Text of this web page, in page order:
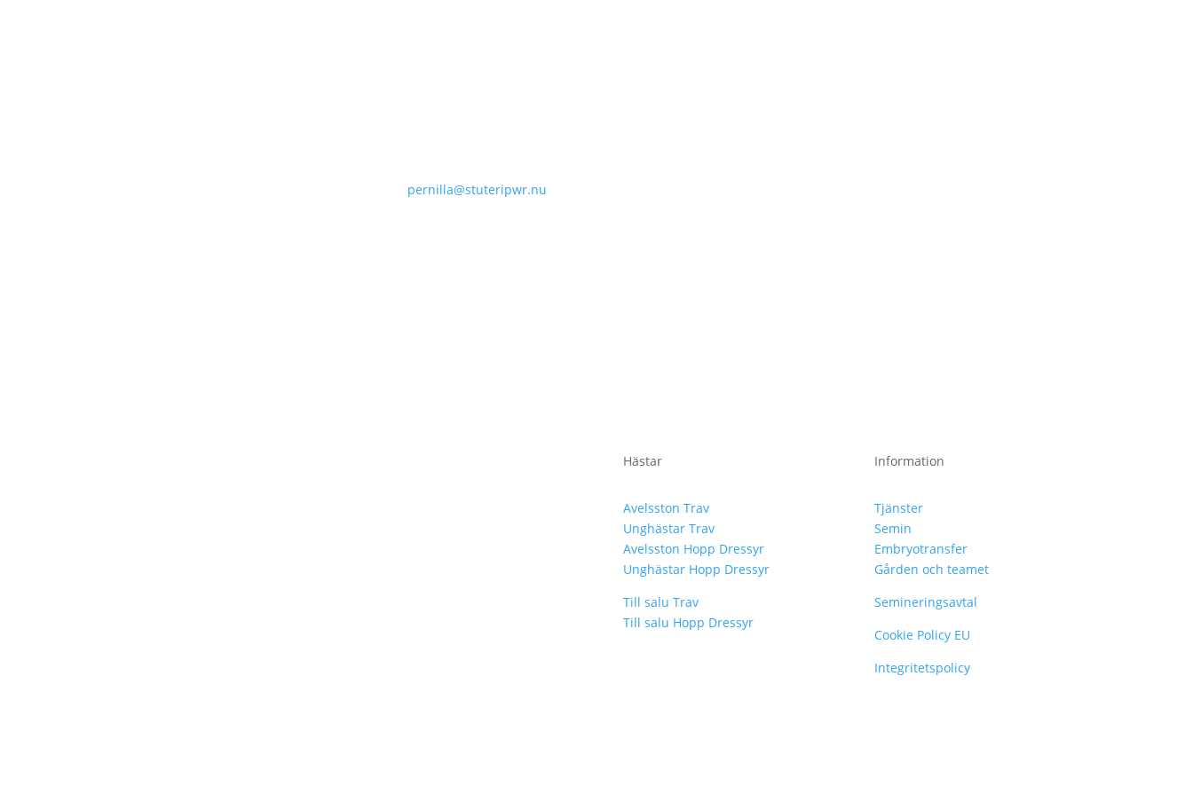
pernilla@stuteripwr.nu
Hästar
Avelsston Trav
Unghästar Trav
Avelsston Hopp Dressyr
Unghästar Hopp Dressyr
Till salu Trav
Till salu Hopp Dressyr
Information
Tjänster
Semin
Embryotransfer
Gården och teamet
Semineringsavtal
Cookie Policy EU
Integritetspolicy